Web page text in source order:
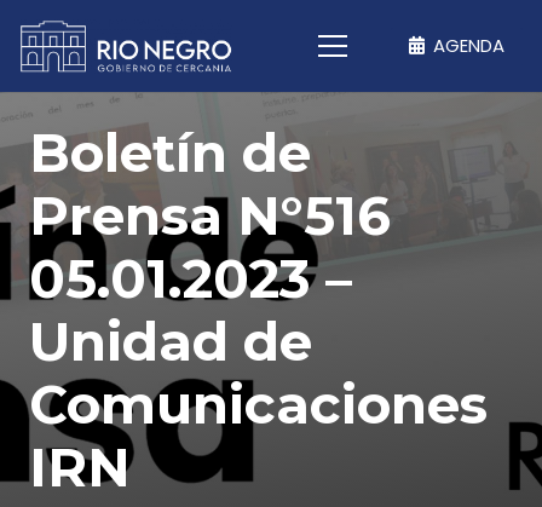
AGENDA
Boletín de
Prensa N°516
05.01.2023 –
Unidad de
Comunicaciones
IRN